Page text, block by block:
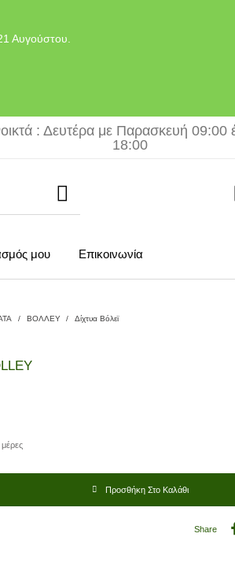
Αυγούστου.
: Δευτέρα με Παρασκευή 09:00
18:00
μου Επικοινωνία
/ ΒΟΛΛΕΥ / Δίχτυα Βόλεϊ
Προσθήκη Στο Καλάθι
Share